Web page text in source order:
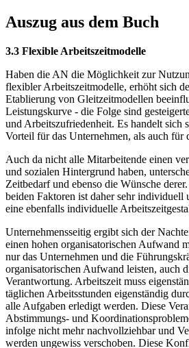
Auszug aus dem Buch
3.3 Flexible Arbeitszeitmodelle
Haben die AN die Möglichkeit zur
flexibler Arbeitszeitmodelle, erhöht sich
Etablierung von Gleitzeitmodellen
Leistungskurve - die Folge sind
und Arbeitszufriedenheit. Es handelt sich
Vorteil für das Unternehmen, als auch für
Auch da nicht alle Mitarbeitende einen
und sozialen Hintergrund haben,
Zeitbedarf und ebenso die Wünsche
beiden Faktoren ist daher sehr individuell
eine ebenfalls individuelle
Unternehmensseitig ergibt sich der
einen hohen organisatorischen Aufwand
nur das Unternehmen und die
organisatorischen Aufwand leisten, auch
Verantwortung. Arbeitszeit muss
täglichen Arbeitsstunden eigenständig
alle Aufgaben erledigt werden. Diese
Abstimmungs- und
infolge nicht mehr nachvollziehbar und
werden ungewiss verschoben. Diese